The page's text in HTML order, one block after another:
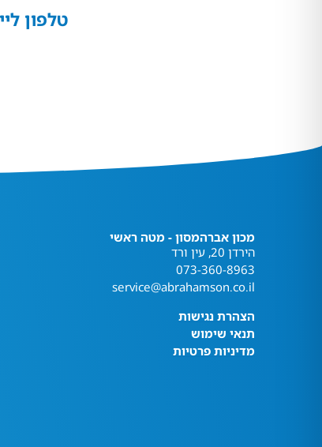
טלפון
מכון אברהמסון - מטה ראשי
הירדן 20, עין ורד
073-360-8963
service@abrahamson.co.il
הצהרת נגישות
תנאי שימוש
מדיניות פרטיות